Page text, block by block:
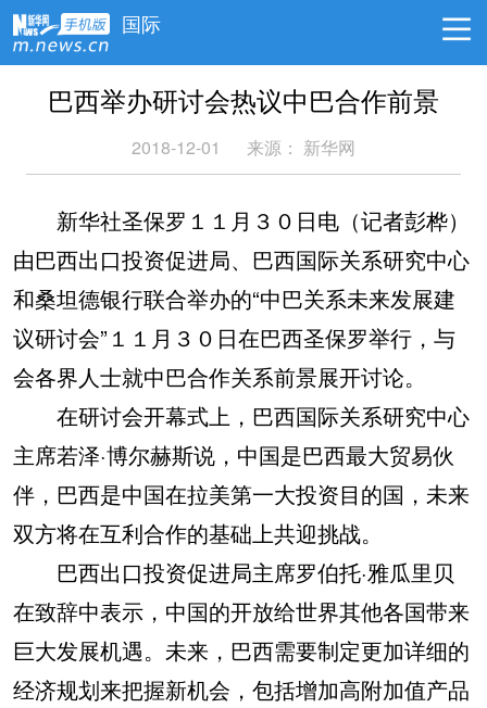
国际
巴西举办研讨会热议中巴合作前景
2018-12-01 来源： 新华网
新华社圣保罗１１月３０日电（记者彭桦）
由巴西出口投资促进局、巴西国际关系研究中心
和桑坦德银行联合举办的“中巴关系未来发展建
议研讨会”１１月３０日在巴西圣保罗举行，与
会各界人士就中巴合作关系前景展开讨论。
在研讨会开幕式上，巴西国际关系研究中心
主席若泽·博尔赫斯说，中国是巴西最大贸易伙
伴，巴西是中国在拉美第一大投资目的国，未来
双方将在互利合作的基础上共迎挑战。
巴西出口投资促进局主席罗伯托·雅瓜里贝
在致辞中表示，中国的开放给世界其他各国带来
巨大发展机遇。未来，巴西需要制定更加详细的
经济规划来把握新机会，包括增加高附加值产品